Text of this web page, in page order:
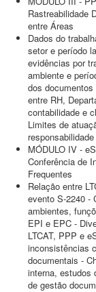
Rastreabilidade
entre Áreas
Dados do
setor e período
evidências por
ambiente e
dos
entre RH,
contabilidade e
Limites de
MÓDULO IV -
Conferência de
Frequentes
Relação entre
evento S-2240 -
ambientes,
EPI e EPC -
LTCAT, PPP e
inconsistências
documentais -
interna, estudos
de gestão